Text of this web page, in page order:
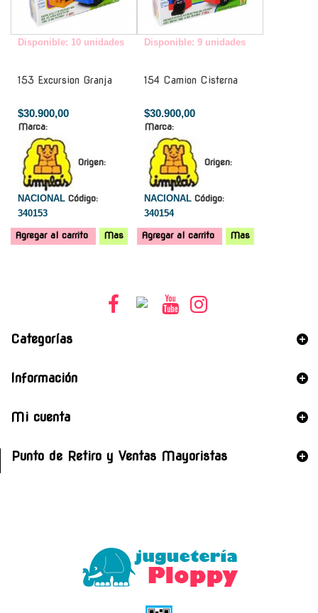
Disponible: 10 unidades
153 Excursion Granja
$30.900,00
Marca:
Origen:
NACIONAL Código:
340153
Agregar al carrito Mas
Disponible: 9 unidades
154 Camion Cisterna
$30.900,00
Marca:
Origen:
NACIONAL Código:
340154
Agregar al carrito Mas
Categorías
Información
Mi cuenta
Punto de Retiro y Ventas Mayoristas